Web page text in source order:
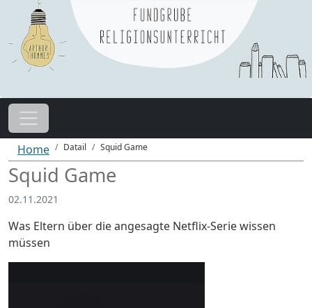
Home Datail Squid Game
Squid Game
02.11.2021
Was Eltern über die angesagte Netflix-Serie wissen
müssen